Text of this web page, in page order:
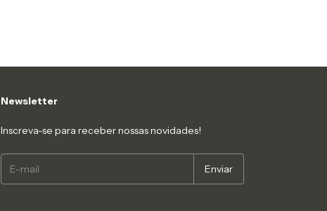
Newsletter
Inscreva-se para receber nossas novidades!